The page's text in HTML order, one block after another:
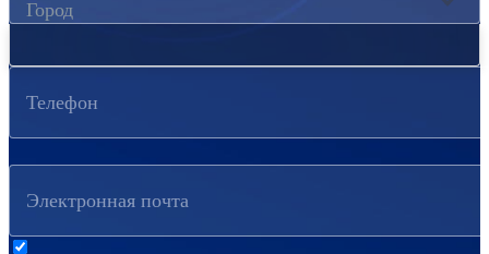
Город
Телефон
Электронная почта